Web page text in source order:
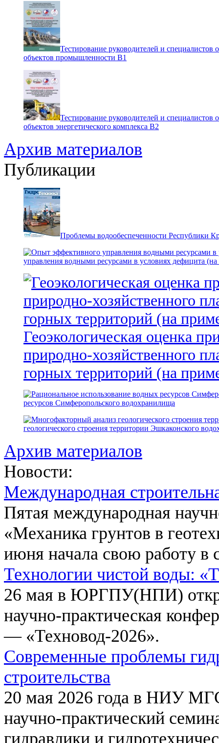
Тестирование руководителей и специалистов
объектов промышленности В1
Тестирование руководителей и специалистов
объектов энергетического комплекса В2
Архив материалов
Публикации
Проблемы водообеспеченности Республики
управления водными ресурсами в условиях дефицита
Геоэкологическая оценка
природно-хозяйственного
горных территорий (на
ресурсов Симферопольского водохранилища
геологического строения территории Эшкаконского
Архив материалов
Новости:
Международная
Пятая международная
«Механика грунтов в
июня начала свою работу в
Технологии чистой воды:
26 мая в ЮРГПУ(НПИ)
научно-практическая
— «Техновод-2026».
Современные проблемы
строительства
20 мая 2026 года в НИУ
научно-практический
гидравлики и